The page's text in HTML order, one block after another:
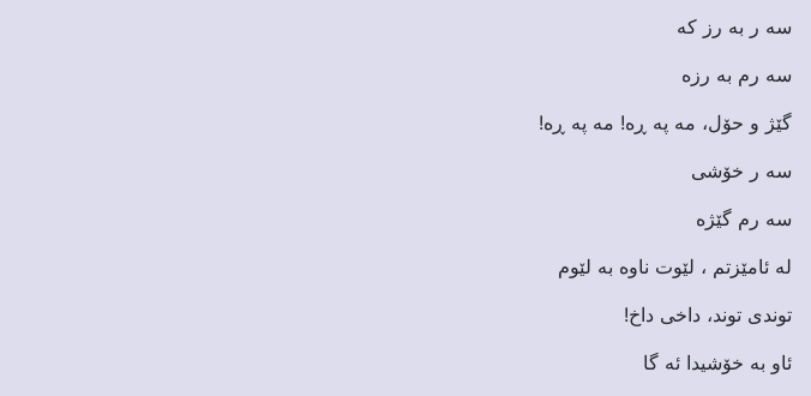
سه ر به رز که
سه رم به رزه
گێژ و حۆل، مه په ڕه! مه په ڕه!
سه ر خۆشی
سه رم گێژه
له ئامێزتم ، لێوت ناوه به لێوم
توندی توند، داخی داخ!
ئاو به خۆشیدا ئه گا